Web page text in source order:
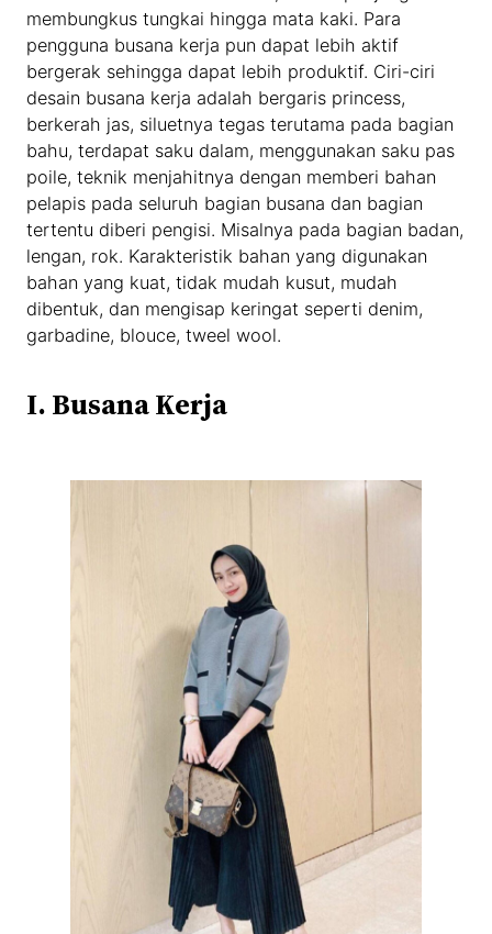
membungkus tungkai hingga mata kaki. Para
pengguna busana kerja pun dapat lebih aktif
bergerak sehingga dapat lebih produktif. Ciri-ciri
desain busana kerja adalah bergaris princess,
berkerah jas, siluetnya tegas terutama pada bagian
bahu, terdapat saku dalam, menggunakan saku pas
poile, teknik menjahitnya dengan memberi bahan
pelapis pada seluruh bagian busana dan bagian
tertentu diberi pengisi. Misalnya pada bagian badan,
lengan, rok. Karakteristik bahan yang digunakan
bahan yang kuat, tidak mudah kusut, mudah
dibentuk, dan mengisap keringat seperti denim,
garbadine, blouce, tweel wool.
I. Busana Kerja